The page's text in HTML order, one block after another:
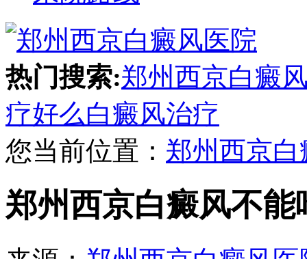
热门搜索:郑州西京白癜
疗好么白癜风治疗
您当前位置： 郑州西京
郑州西京白癜风不能